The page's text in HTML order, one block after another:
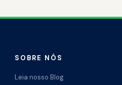
SOBRE NÓS
Leia nosso Blog